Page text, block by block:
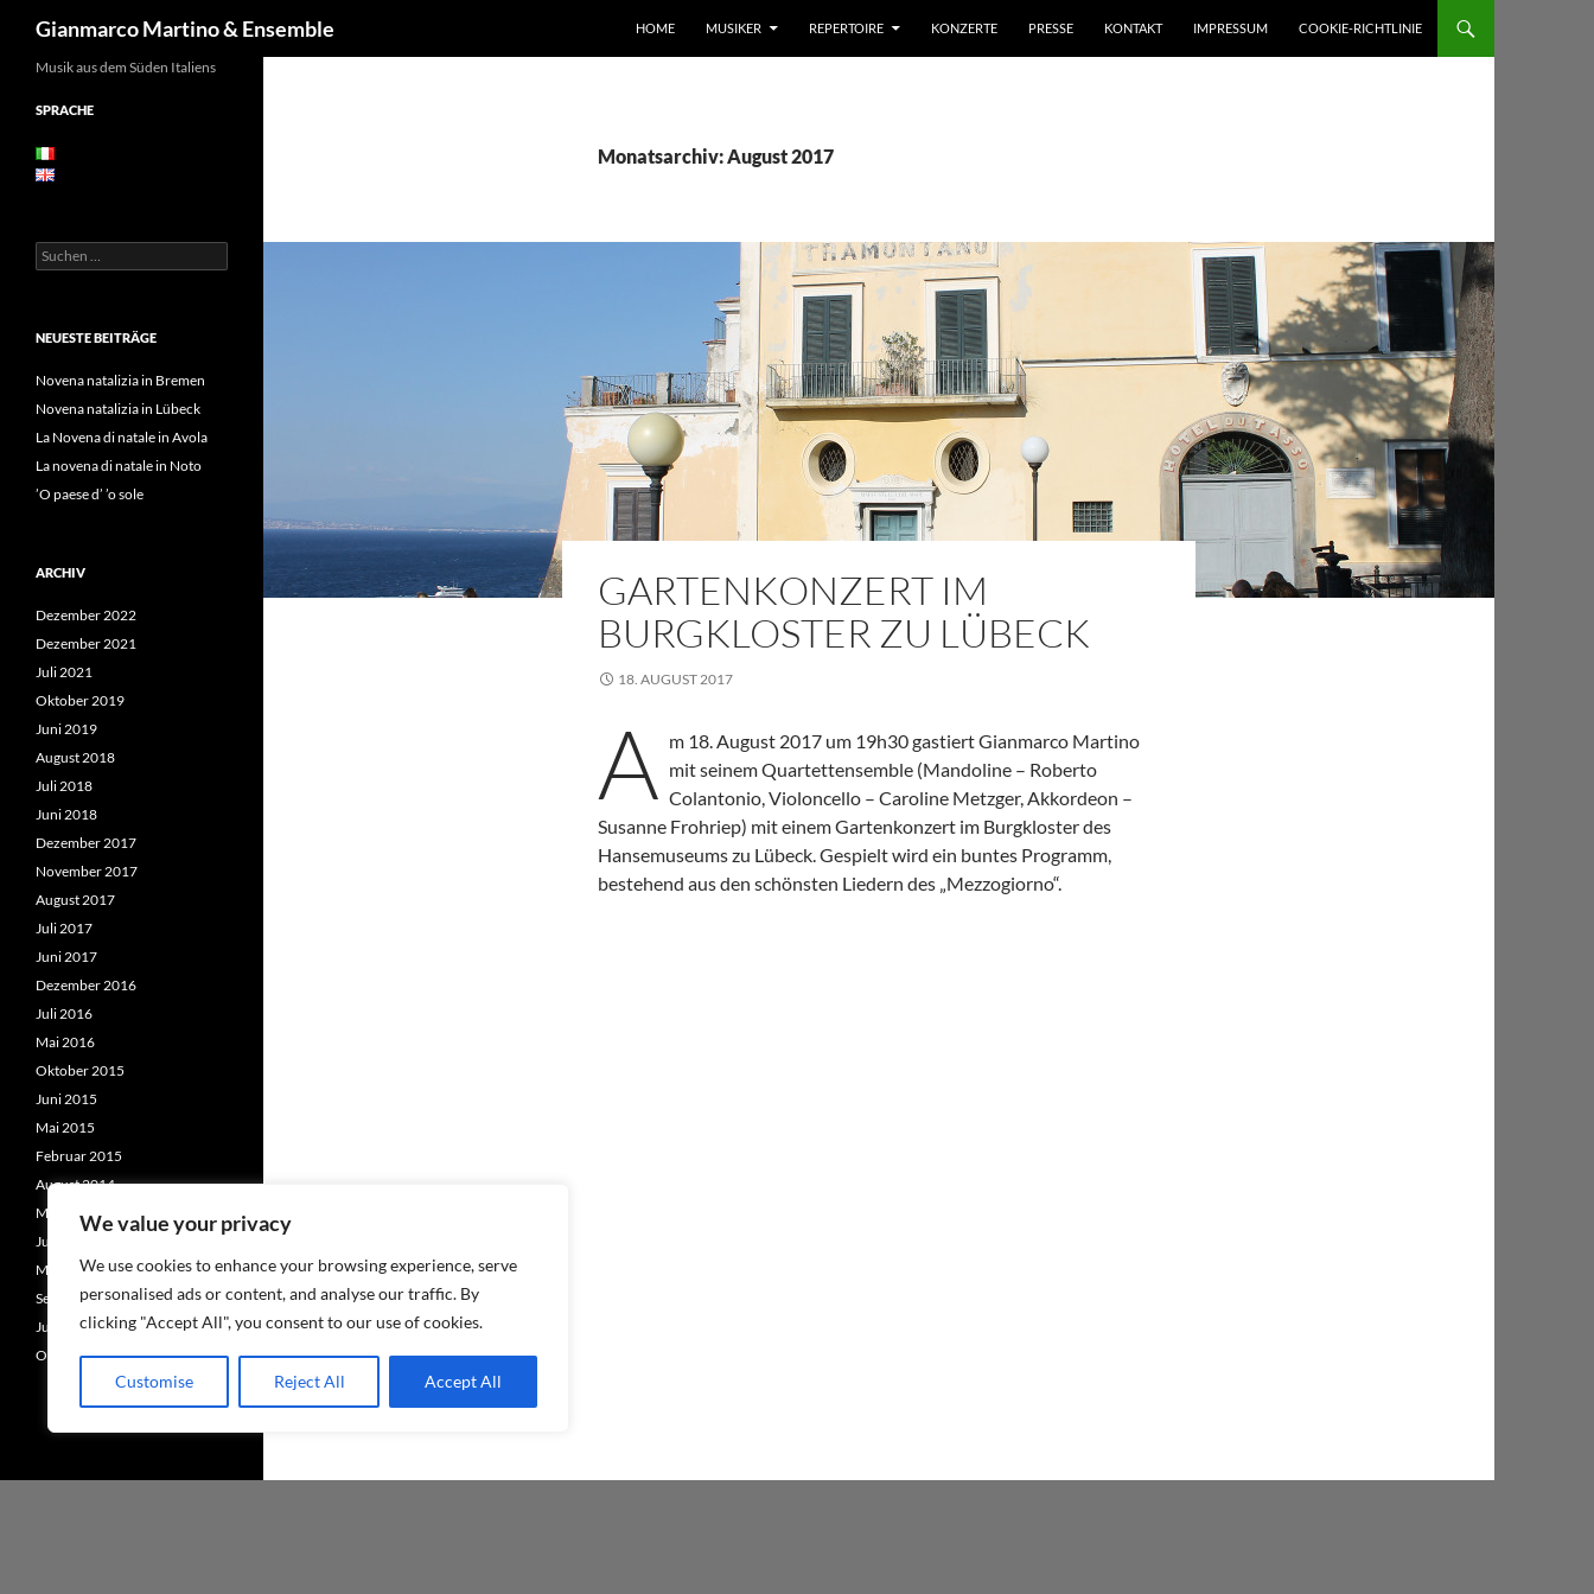
We value your privacy
We use cookies to enhance your browsing experience, serve
personalised ads or content, and analyse our traffic. By
clicking "Accept All", you consent to our use of cookies.
Customise Reject All Accept All
Gianmarco Martino & Ensemble HOME MUSIKER REPERTOIRE KONZERTE PRESSE KONTAKT IMPRESSUM COOKIE-RICHTLINIE
Monatsarchiv: August 2017
GARTENKONZERT IM
BURGKLOSTER ZU LÜBECK
18. AUGUST 2017
A m 18. August 2017 um 19h30 gastiert Gianmarco Martino
mit seinem Quartettensemble (Mandoline – Roberto
Colantonio, Violoncello – Caroline Metzger, Akkordeon –
Susanne Frohriep) mit einem Gartenkonzert im Burgkloster des
Hansemuseums zu Lübeck. Gespielt wird ein buntes Programm,
bestehend aus den schönsten Liedern des „Mezzogiorno“.
Musik aus dem Süden Italiens
SPRACHE
Suchen
nach:
NEUESTE BEITRÄGE
Novena natalizia in Bremen
Novena natalizia in Lübeck
La Novena di natale in Avola
La novena di natale in Noto
’O paese d’ ’o sole
ARCHIV
Dezember 2022
Dezember 2021
Juli 2021
Oktober 2019
Juni 2019
August 2018
Juli 2018
Juni 2018
Dezember 2017
November 2017
August 2017
Juli 2017
Juni 2017
Dezember 2016
Juli 2016
Mai 2016
Oktober 2015
Juni 2015
Mai 2015
Februar 2015
August 2014
Mai 2014
Juni 2013
Mai 2013
September 2012
Juni 2012
Oktober 2011